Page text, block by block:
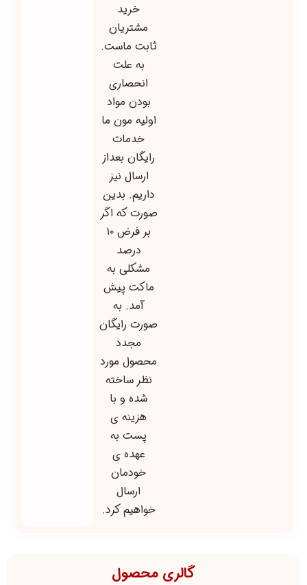
خرید
مشتریان
ثابت ماست.
به علت
انحصاری
بودن مواد
اولیه مون ما
خدمات
رایگان بعداز
ارسال نیز
داریم. بدین
صورت که اگر
بر فرض ۱۰
درصد
مشکلی به
ماکت پیش
آمد. به
صورت رایگان
مجدد
محصول مورد
نظر ساخته
شده و با
هزینه ی
پست به
عهده ی
خودمان
ارسال
خواهیم کرد.
گالری محصول